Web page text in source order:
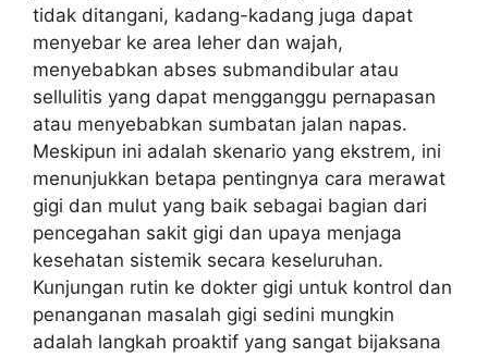
tidak ditangani, kadang-kadang juga dapat
menyebar ke area leher dan wajah,
menyebabkan abses submandibular atau
sellulitis yang dapat mengganggu pernapasan
atau menyebabkan sumbatan jalan napas.
Meskipun ini adalah skenario yang ekstrem, ini
menunjukkan betapa pentingnya cara merawat
gigi dan mulut yang baik sebagai bagian dari
pencegahan sakit gigi dan upaya menjaga
kesehatan sistemik secara keseluruhan.
Kunjungan rutin ke dokter gigi untuk kontrol dan
penanganan masalah gigi sedini mungkin
adalah langkah proaktif yang sangat bijaksana